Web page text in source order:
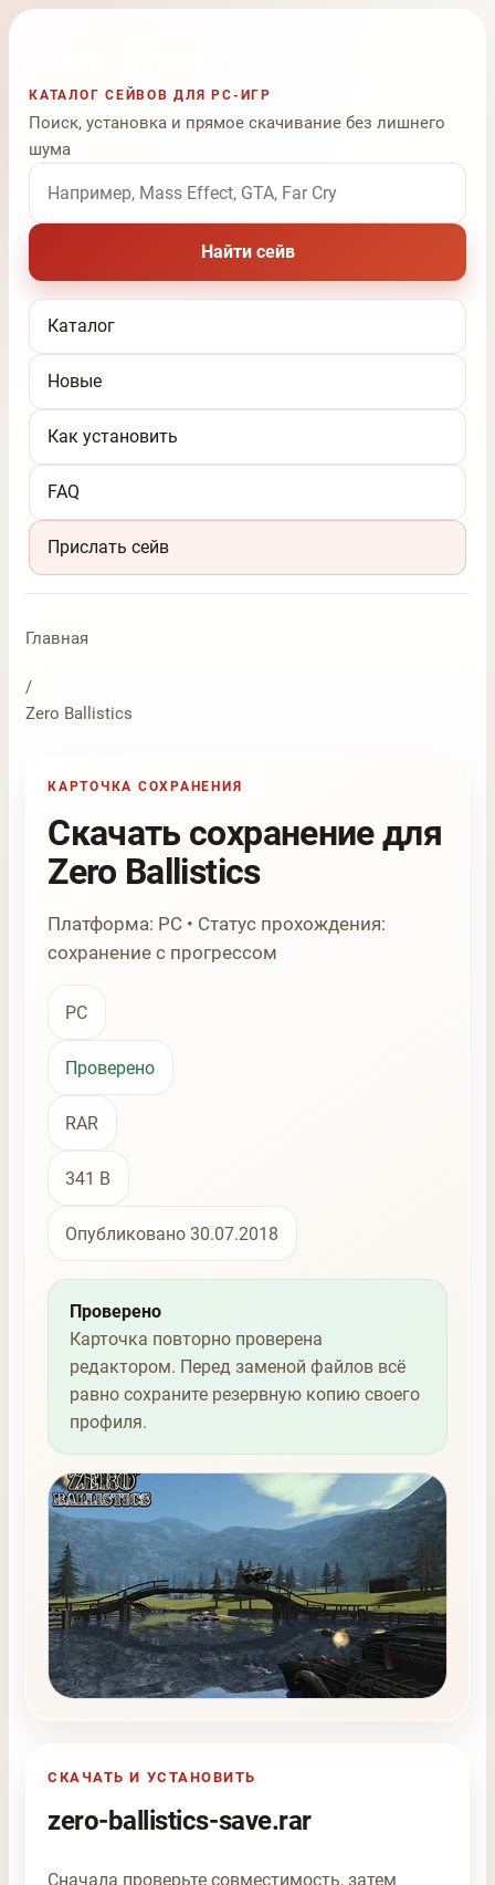
КАТАЛОГ СЕЙВОВ ДЛЯ PC-ИГР
Поиск, установка и прямое скачивание без лишнего
шума
Поиск по названию игры
Найти сейв
Каталог
Новые
Как установить
FAQ
Прислать сейв
Главная
/
Zero Ballistics
КАРТОЧКА СОХРАНЕНИЯ
Скачать сохранение для
Zero Ballistics
Платформа: PC • Статус прохождения:
сохранение с прогрессом
PC
Проверено
RAR
341 B
Опубликовано 30.07.2018
Проверено
Карточка повторно проверена
редактором. Перед заменой файлов всё
равно сохраните резервную копию своего
профиля.
СКАЧАТЬ И УСТАНОВИТЬ
zero-ballistics-save.rar
Сначала проверьте совместимость, затем